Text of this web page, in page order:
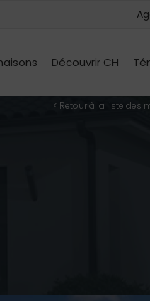
Découvrir CH
< Retour à la liste des